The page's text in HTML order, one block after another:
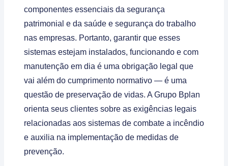
componentes essenciais da segurança
patrimonial e da saúde e segurança do trabalho
nas empresas. Portanto, garantir que esses
sistemas estejam instalados, funcionando e com
manutenção em dia é uma obrigação legal que
vai além do cumprimento normativo — é uma
questão de preservação de vidas. A Grupo Bplan
orienta seus clientes sobre as exigências legais
relacionadas aos sistemas de combate a incêndio
e auxilia na implementação de medidas de
prevenção.